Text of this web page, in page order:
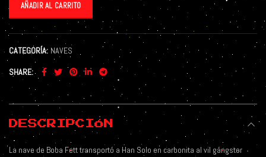
AÑADIR AL CARRITO
CATEGORÍA: NAVES
SHARE
DESCRIPCIÓN
La nave de Boba Fett transportó a Han Solo en carbonita al vil gángster